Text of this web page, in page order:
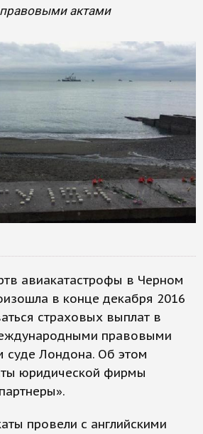
актами
авиакатастрофы в Черном
в конце декабря 2016
страховых выплат в
правовыми
суде Лондона. Об этом
юридической фирмы
провели с английскими